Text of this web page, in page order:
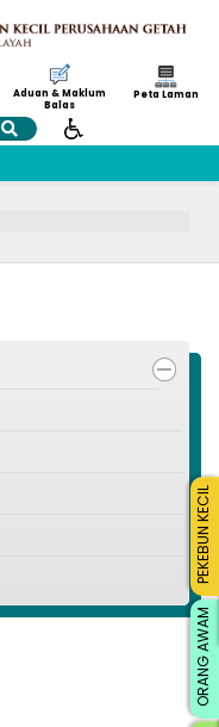
Aduan & Maklum
Balas
Peta Laman
ORANG AWAM
PEKEBUN KECIL